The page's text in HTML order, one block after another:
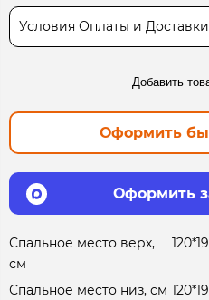
Условия Оплаты и Доставки
Добавить
Оформить
Оформить
Спальное место верх,
см
Спальное место низ, см